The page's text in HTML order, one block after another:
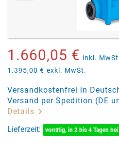
1.660,05 € inkl.
1.395,00 € exkl. MwSt.
Versandkostenfrei in
Versand per Spedition (DE
Details
Lieferzeit:
vorrätig, in 2 bis 4 Tagen